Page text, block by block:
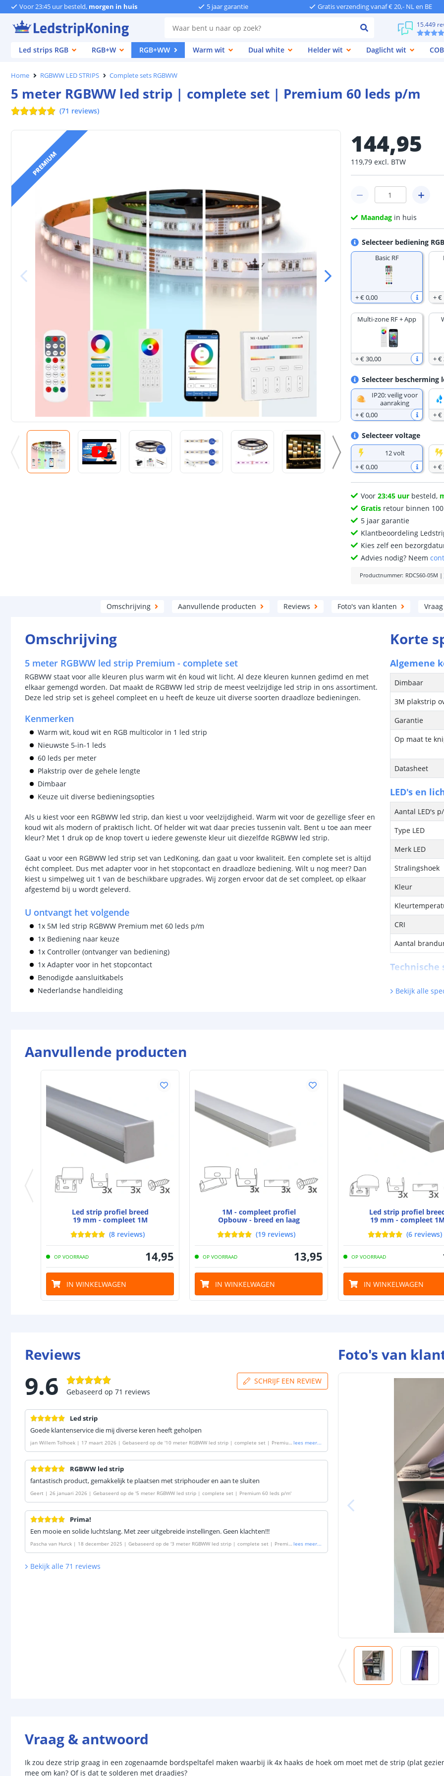
Voor 23:45 uur besteld, morgen in huis 5 jaar garantie Gratis verzending vanaf € 20,- NL en BE
15.449
Led strips RGB
RGB+W RGB+WW Warm wit Dual white Helder wit Daglicht wit COB
Home RGBWW LED STRIPS Complete sets RGBWW
5 meter RGBWW led strip | complete set | Premium 60 leds p/m
(71 reviews)
PREMIUM
144,95
119,79 excl. BTW
Maandag in huis
Selecteer bediening
Basic RF
+€ 0,00 +€
Multi-zone RF + App
+€ 30,00 +€
Selecteer bescherming
IP20: veilig voor
aanraking
+€ 0,00
+€
Selecteer voltage
12 volt
+€ 0,00
+€
Voor23:45 uur besteld,
Gratis retour binnen
5 jaar garantie
Klantbeoordeling
Kies zelf een
Advies nodig? Neem
Productnummer: RDCS60-05M |
Omschrijving Aanvullende producten Reviews Foto's van klanten
Omschrijving
5 meter RGBWW led strip Premium - complete set
RGBWW staat voor alle kleuren plus warm wit én koud wit licht. Al deze kleuren kunnen gedimd en met
elkaar gemengd worden. Dat maakt de RGBWW led strip de meest veelzijdige led strip in ons assortiment.
Deze led strip set is geheel compleet en u heeft de keuze uit diverse soorten draadloze bedieningen.
Kenmerken
Warm wit, koud wit en RGB multicolor in 1 led strip
Nieuwste 5-in-1 leds
60 leds per meter
Plakstrip over de gehele lengte
Dimbaar
Keuze uit diverse bedieningsopties
Als u kiest voor een RGBWW led strip, dan kiest u voor veelzijdigheid. Warm wit voor de gezellige sfeer en
koud wit als modern of praktisch licht. Of helder wit wat daar precies tussenin valt. Bent u toe aan meer
kleur? Met 1 druk op de knop tovert u iedere gewenste kleur uit diezelfde RGBWW led strip.
Gaat u voor een RGBWW led strip set van LedKoning, dan gaat u voor kwaliteit. Een complete set is altijd
écht compleet. Dus met adapter voor in het stopcontact en draadloze bediening. Wilt u nog meer? Dan
kiest u simpelweg uit 1 van de beschikbare upgrades. Wij zorgen ervoor dat de set compleet, op elkaar
afgestemd bij u wordt geleverd.
U ontvangt het volgende
1x 5M led strip RGBWW Premium met 60 leds p/m
1x Bediening naar keuze
1x Controller (ontvanger van bediening)
1x Adapter voor in het stopcontact
Benodigde aansluitkabels
Nederlandse handleiding
Korte
Algemene
Dimbaar
3M plakstrip
Garantie
Op maat te
Datasheet
LED's en
Aantal LED's
Type LED
Merk LED
Stralingshoek
Kleur
CRI
Aantal
Technische
Lichtsterkte
Watt -
Lumen per
Watt per LED
Voltage (DC)
Strip
Bescherming
Materiaal
bescherming
Aansluiting
Aansluiting
Bekijk alle
Aanvullende producten
Led strip profiel breed
19 mm - compleet 1M
(8 reviews)
OP VOORRAAD 14,95
IN WINKELWAGEN
1M - compleet profiel
Opbouw - breed en laag
(19 reviews)
OP VOORRAAD 13,95
IN WINKELWAGEN
Led strip profiel
19 mm - compleet 1M
(6 reviews)
OP VOORRAAD
IN WINKELWAGEN
Reviews
9.6 Gebaseerd op 71 reviews
SCHRIJF EEN REVIEW
Led strip
Goede klantenservice die mij diverse keren heeft geholpen
jan Willem Tolhoek | 17 maart 2026 | Gebaseerd op de '10 meter RGBWW led strip | complete set | Premium
60 leds p/m'
lees meer...
RGBWW led strip
fantastisch product, gemakkelijk te plaatsen met striphouder en aan te sluiten
Geert | 26 januari 2026 | Gebaseerd op de '5 meter RGBWW led strip | complete set | Premium 60 leds p/m'
Prima!
Een mooie en solide luchtslang. Met zeer uitgebreide instellingen. Geen klachten!!!
Pascha van Hurck | 18 december 2025 | Gebaseerd op de '3 meter RGBWW led strip | complete set | Premiu
m 60 leds p/m'
lees meer...
Bekijk alle 71 reviews
Foto's van
Vraag & antwoord
Ik zou deze strip graag in een zogenaamde bordspeltafel maken waarbij ik 4x haaks de hoek om moet met de strip (plat
mee om kan? Of is dat te solderen met draadjes?